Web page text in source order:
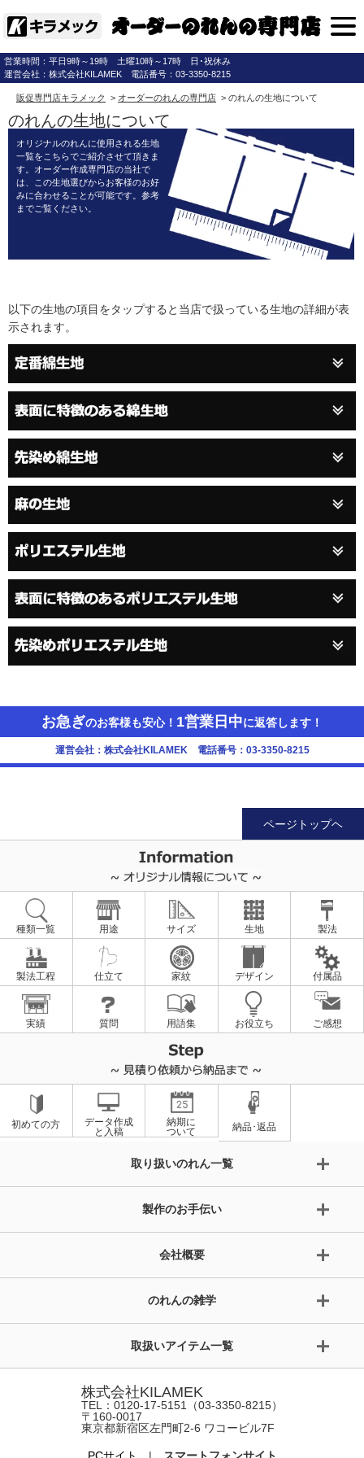
営業時間：平日9時～19時 土曜10時～17時 日･祝休み
運営会社：株式会社KILAMEK 電話番号：03-3350-8215
販促専門店キラメック > オーダーのれんの専門店 > のれんの生地について
のれんの生地について
オリジナルのれんに使用される生地
一覧をこちらでご紹介させて頂きま
す。オーダー作成専門店の当社で
は、この生地選びからお客様のお好
みに合わせることが可能です。参考
までご覧ください。
以下の生地の項目をタップすると当店で扱っている生地の詳細が表
示されます。
お急ぎのお客様も安心！ 1営業日中に返答します！
運営会社：株式会社KILAMEK 電話番号：03-3350-8215
ページトップヘ
種類一覧 用途 サイズ 生地 製法
製法工程 仕立て 家紋 デザイン 付属品
実績 質問 用語集 お役立ち ご感想
初めての方
データ作成
と入稿
納期に
ついて
納品･返品
取り扱いのれん一覧
製作のお手伝い
会社概要
のれんの雑学
取扱いアイテム一覧
株式会社KILAMEK
TEL：0120-17-5151（03-3350-8215）
〒160-0017
東京都新宿区左門町2-6 ワコービル7F